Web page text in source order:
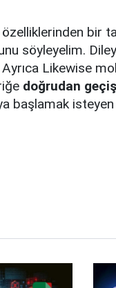
bir
söyleyelim.
Likewise
doğrudan
başlamak isteyen